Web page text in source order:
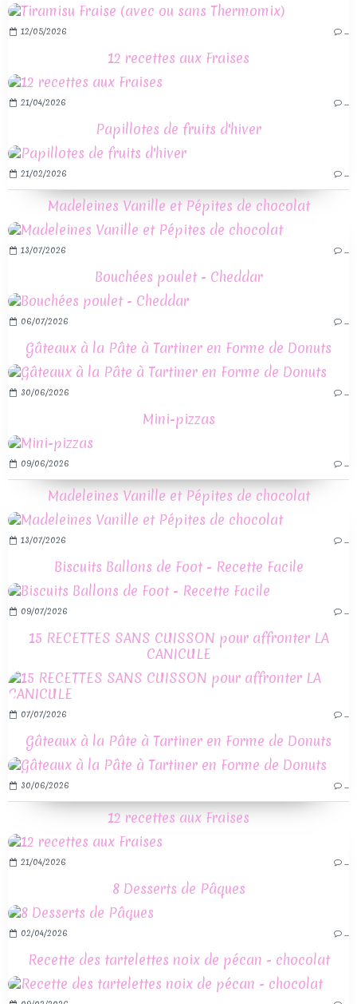
12/05/2026 …
12 recettes aux Fraises
21/04/2026 …
Papillotes de fruits d'hiver
21/02/2026 …
Madeleines Vanille et Pépites de chocolat
13/07/2026 …
Bouchées poulet - Cheddar
06/07/2026 …
Gâteaux à la Pâte à Tartiner en Forme de Donuts
30/06/2026 …
Mini-pizzas
09/06/2026 …
Madeleines Vanille et Pépites de chocolat
13/07/2026 …
Biscuits Ballons de Foot - Recette Facile
09/07/2026 …
15 RECETTES SANS CUISSON pour affronter LA
CANICULE
07/07/2026 …
Gâteaux à la Pâte à Tartiner en Forme de Donuts
30/06/2026 …
12 recettes aux Fraises
21/04/2026 …
8 Desserts de Pâques
02/04/2026 …
Recette des tartelettes noix de pécan - chocolat